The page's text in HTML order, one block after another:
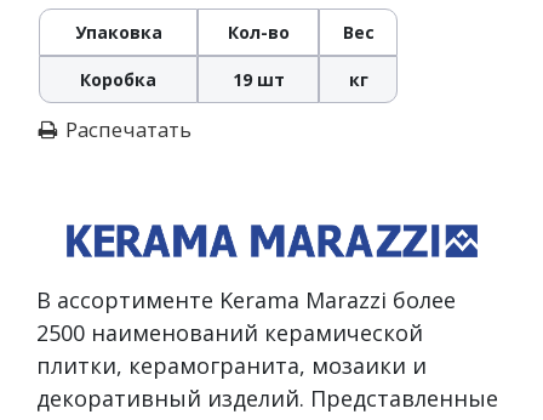
Упаковка Кол-во Вес
Коробка 19 шт кг
Распечатать
В ассортименте Kerama Marazzi более
2500 наименований керамической
плитки, керамогранита, мозаики и
декоративный изделий. Представленные